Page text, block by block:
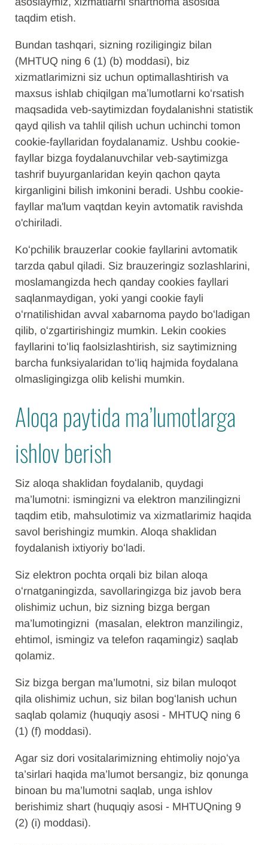
taqdim etish.
Bundan tashqari, sizning roziligingiz bilan
(MHTUQ ning 6 (1) (b) moddasi), biz
xizmatlarimizni siz uchun optimallashtirish va
maxsus ishlab chiqilgan maʼlumotlarni koʻrsatish
maqsadida veb-saytimizdan foydalanishni statistik
qayd qilish va tahlil qilish uchun uchinchi tomon
cookie-fayllaridan foydalanamiz. Ushbu cookie-
fayllar bizga foydalanuvchilar veb-saytimizga
tashrif buyurganlaridan keyin qachon qayta
kirganligini bilish imkonini beradi. Ushbu cookie-
fayllar ma'lum vaqtdan keyin avtomatik ravishda
o'chiriladi.
Koʻpchilik brauzerlar cookie fayllarini avtomatik
tarzda qabul qiladi. Siz brauzeringiz sozlashlarini,
moslamangizda hech qanday cookies fayllari
saqlanmaydigan, yoki yangi cookie fayli
oʻrnatilishidan avval xabarnoma paydo boʻladigan
qilib, oʻzgartirishingiz mumkin. Lekin cookies
fayllarini toʻliq faolsizlashtirish, siz saytimizning
barcha funksiyalaridan toʻliq hajmida foydalana
olmasligingizga olib kelishi mumkin.
Aloqa paytida ma’lumotlarga
ishlov berish
Siz aloqa shaklidan foydalanib, quydagi
ma’lumotni: ismingizni va elektron manzilingizni
taqdim etib, mahsulotimiz va xizmatlarimiz haqida
savol berishingiz mumkin. Aloqa shaklidan
foydalanish ixtiyoriy boʻladi.
Siz elektron pochta orqali biz bilan aloqa
oʻrnatganingizda, savollaringizga biz javob bera
olishimiz uchun, biz sizning bizga bergan
ma’lumotingizni (masalan, elektron manzilingiz,
ehtimol, ismingiz va telefon raqamingiz) saqlab
qolamiz.
Siz bizga bergan ma’lumotni, siz bilan muloqot
qila olishimiz uchun, siz bilan bogʻlanish uchun
saqlab qolamiz (huquqiy asosi - MHTUQ ning 6
(1) (f) moddasi).
Agar siz dori vositalarimizning ehtimoliy nojoʻya
ta’sirlari haqida ma’lumot bersangiz, biz qonunga
binoan bu ma’lumotni saqlab, unga ishlov
berishimiz shart (huquqiy asosi - MHTUQning 9
(2) (i) moddasi).